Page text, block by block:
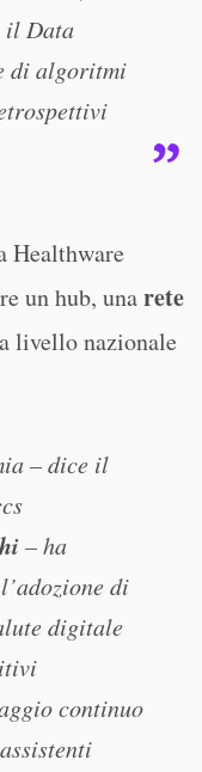
il Data
di algoritmi
Healthware
un hub, unarete
livello nazionale
– dice il
– ha
di
digitale
continuo